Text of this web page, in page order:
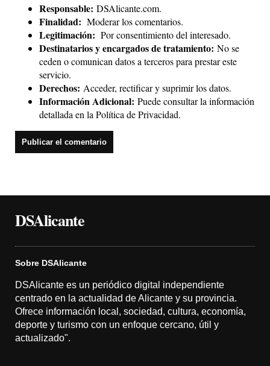
Responsable: DSAlicante.com.
Finalidad: Moderar los comentarios.
Legitimación: Por consentimiento del interesado.
Destinatarios y encargados de tratamiento: No se
ceden o comunican datos a terceros para prestar este
servicio.
Derechos: Acceder, rectificar y suprimir los datos.
Información Adicional: Puede consultar la información
detallada en la Política de Privacidad.
DSAlicante
Sobre DSAlicante
DSAlicante es un periódico digital independiente
centrado en la actualidad de Alicante y su provincia.
Ofrece información local, sociedad, cultura, economía,
deporte y turismo con un enfoque cercano, útil y
actualizado".